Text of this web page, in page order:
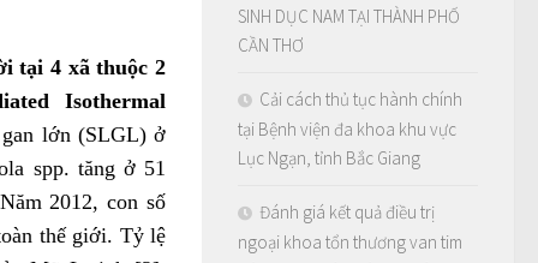
tại 4 xã thuộc 2
Isothermal
gan lớn (SLGL) ở
spp. tăng ở 51
2012, con số
thế giới. Tỷ lệ
SINH DỤC NAM TẠI THÀNH PHỐ
CẦN THƠ
Cải cách thủ tục hành chính
tại Bệnh viện đa khoa khu vực
Lục Ngạn, tỉnh Bắc Giang
Đánh giá kết quả điều trị
ngoại khoa tổn thương van tim